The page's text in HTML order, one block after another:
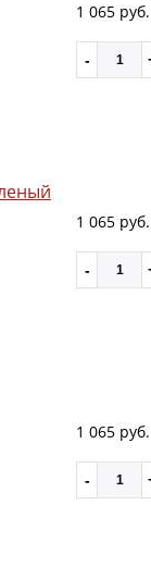
1 065 руб.
1 065 руб.
1 065 руб.